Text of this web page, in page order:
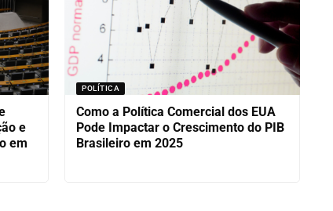
e
em
POLÍTICA
Como a Política Comercial dos EUA
Pode Impactar o Crescimento do PIB
Brasileiro em 2025